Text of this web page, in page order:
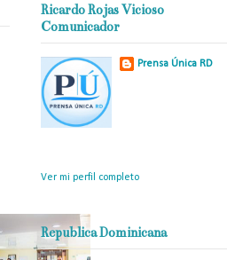
Ricardo Rojas Vicioso
Comunicador
Prensa Única RD
Ver mi perfil completo
Republica Dominicana